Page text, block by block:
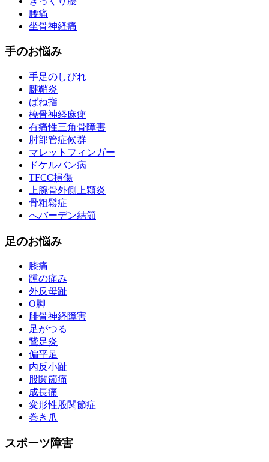
腰痛
坐骨神経痛
手のお悩み
手足のしびれ
腱鞘炎
ばね指
橈骨神経麻痺
有痛性三角骨障害
肘部管症候群
マレットフィンガー
ドケルバン病
TFCC損傷
上腕骨外側上顆炎
骨粗鬆症
へバーデン結節
足のお悩み
膝痛
踵の痛み
外反母趾
О脚
腓骨神経障害
足がつる
鵞足炎
偏平足
内反小趾
股関節痛
成長痛
変形性股関節症
巻き爪
スポーツ障害